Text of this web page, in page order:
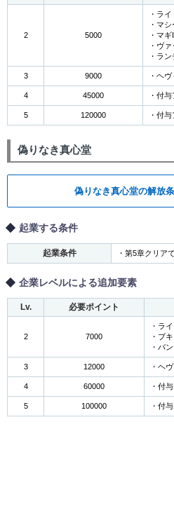
2 5000
・ラ
・マ
・マ
・ヴ
・ラ
3 9000 ・ヘ
4 45000 ・付
5 120000 ・付
偽りなき真心堂
偽りなき真心堂の解放
起業する条件
起業条件 ・第5章クリア
企業レベルによる追加要素
Lv. 必要ポイント
2 7000
・ラ
・ブ
・バ
3 12000 ・ヘ
4 60000 ・付
5 100000 ・付